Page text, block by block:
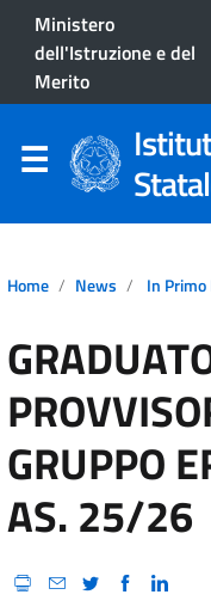
Ministero
dell'Istruzione e del
Merito
Home News In Primo
GRUPPO
AS. 25/26